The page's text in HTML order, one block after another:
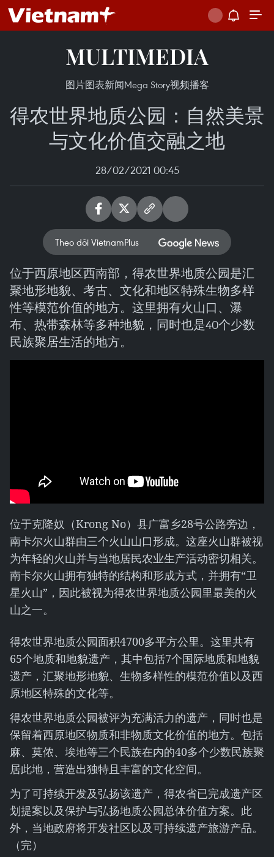
MULTIMEDIA
图片图表新闻Mega Story视频播客
得农世界地质公园：自然美景
与文化价值交融之地
28/02/2021 00:45
Theo dõi VietnamPlus
位于西原地区西南部，得农世界地质公园是汇
聚地形地貌、考古、文化和地区特殊生物多样
性等模范价值的地方。这里拥有火山口、瀑
布、热带森林等多种地貌，同时也是40个少数
民族聚居生活的地方。
位于克隆奴（Krong No）县广富乡28号公路旁边，
南卡尔火山群由三个火山山口形成。这座火山群被视
为年轻的火山并与当地居民农业生产活动密切相关。
南卡尔火山拥有独特的结构和形成方式，并拥有“卫
星火山”，因此被视为得农世界地质公园里最美的火
山之一。
得农世界地质公园面积4700多平方公里。这里共有
65个地质和地貌遗产，其中包括7个国际地质和地貌
遗产，汇聚地形地貌、生物多样性的模范价值以及西
原地区特殊的文化等。
得农世界地质公园被评为充满活力的遗产，同时也是
保留着西原地区物质和非物质文化价值的地方。包括
麻、莫侬、埃地等三个民族在内的40多个少数民族聚
居此地，营造出独特且丰富的文化空间。
为了可持续开发及弘扬该遗产，得农省已完成遗产区
划提案以及保护与弘扬地质公园总体价值方案。此
外，当地政府将开发社区以及可持续遗产旅游产品。
（完）